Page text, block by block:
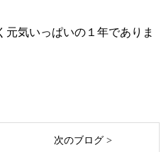
気いっぱいの１年でありま
次のブログ >